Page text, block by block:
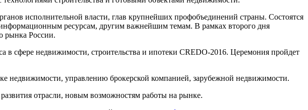
исполнительной власти, глав крупнейших профобъединений страны. Состоятся
ресурсам, другим важнейшим темам. В рамках второго дня
рынка России.
в сфере недвижимости, строительства и ипотеки CREDO-2016. Церемония пройдет
недвижимости, управлению брокерской компанией, зарубежной недвижимости.
отрасли, новым возможностям работы на рынке.